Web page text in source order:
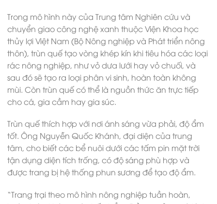
Trong mô hình này của Trung tâm Nghiên cứu và
chuyển giao công nghệ xanh thuộc Viện Khoa học
thủy lợi Việt Nam (Bộ Nông nghiệp và Phát triển nông
thôn), trùn quế tạo vòng khép kín khi tiêu hóa các loại
rác nông nghiệp, như vỏ dưa lưới hay vỏ chuối, và
sau đó sẽ tạo ra loại phân vi sinh, hoàn toàn không
mùi. Còn trùn quế có thể là nguồn thức ăn trực tiếp
cho cá, gia cầm hay gia súc.
Trùn quế thích hợp với nơi ánh sáng vừa phải, độ ẩm
tốt. Ông Nguyễn Quốc Khánh, đại diện của trung
tâm, cho biết các bể nuôi dưới các tấm pin mặt trời
tận dụng diện tích trống, có độ sáng phù hợp và
được trang bị hệ thống phun sương để tạo độ ẩm.
“Trang trại theo mô hình nông nghiệp tuần hoàn,